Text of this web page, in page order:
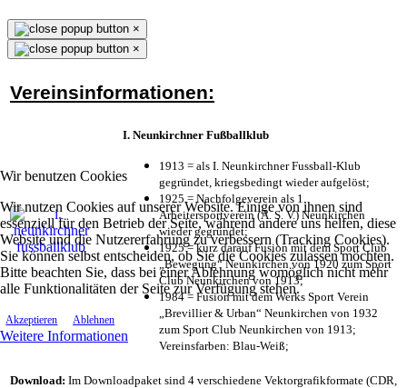
Wir benutzen Cookies
Wir nutzen Cookies auf unserer Website. Einige von ihnen sind
essenziell für den Betrieb der Seite, während andere uns helfen, diese
Website und die Nutzererfahrung zu verbessern (Tracking Cookies).
Sie können selbst entscheiden, ob Sie die Cookies zulassen möchten.
Bitte beachten Sie, dass bei einer Ablehnung womöglich nicht mehr
alle Funktionalitäten der Seite zur Verfügung stehen.
Akzeptieren Ablehnen
Weitere Informationen
×
×
Vereinsinformationen:
I. Neunkirchner Fußballklub
1913 = als I. Neunkirchner Fussball-Klub
gegründet, kriegsbedingt wieder aufgelöst;
1925 = Nachfolgeverein als 1.
Arbeitersportverein (A. S. V.) Neunkirchen
wieder gegründet;
1925 = kurz darauf Fusion mit dem Sport Club
„Bewegung“ Neunkirchen von 1920 zum Sport
Club Neunkirchen von 1913;
1984 = Fusion mit dem Werks Sport Verein
„Brevillier & Urban“ Neunkirchen von 1932
zum Sport Club Neunkirchen von 1913;
Vereinsfarben: Blau-Weiß;
Download: Im Downloadpaket sind 4 verschiedene Vektorgrafikformate (CDR,